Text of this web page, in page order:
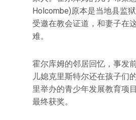
Holcombe)原本是当地县监
受邀在教会证道，和妻子在
难。
霍尔库姆的邻居回忆，事发
儿媳克里斯特尔还在孩子们
里举办的青少年发展教育项
最终获奖。